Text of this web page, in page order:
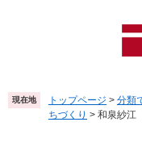
頭
で
飛
ば
現在地 トップページ > 分類
ちづくり > 和泉紗江